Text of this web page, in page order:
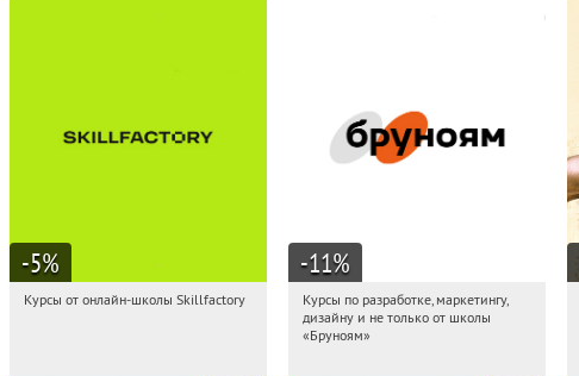
-5%
15:16:14
Получи первым!
Курсы от онлайн-школы Skillfactory
-11%
15:16:14
Получи первым!
Россия
Курсы по разработке, маркетингу,
дизайну и не только от школы
«Бруноям»